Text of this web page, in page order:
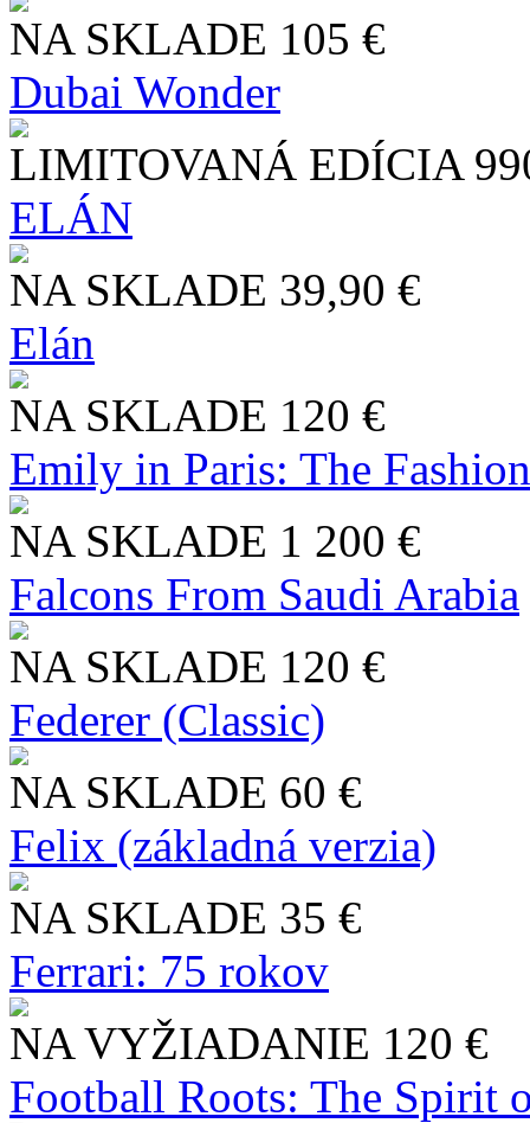
NA SKLADE 105 €
Dubai Wonder
LIMITOVANÁ EDÍCIA
ELÁN
NA SKLADE 39,90 €
Elán
NA SKLADE 120 €
Emily in Paris: The
NA SKLADE 1 200 €
Falcons From Saudi Arabia
NA SKLADE 120 €
Federer (Classic)
NA SKLADE 60 €
Felix (základná verzia)
NA SKLADE 35 €
Ferrari: 75 rokov
NA VYŽIADANIE 120 €
Football Roots: The Spirit